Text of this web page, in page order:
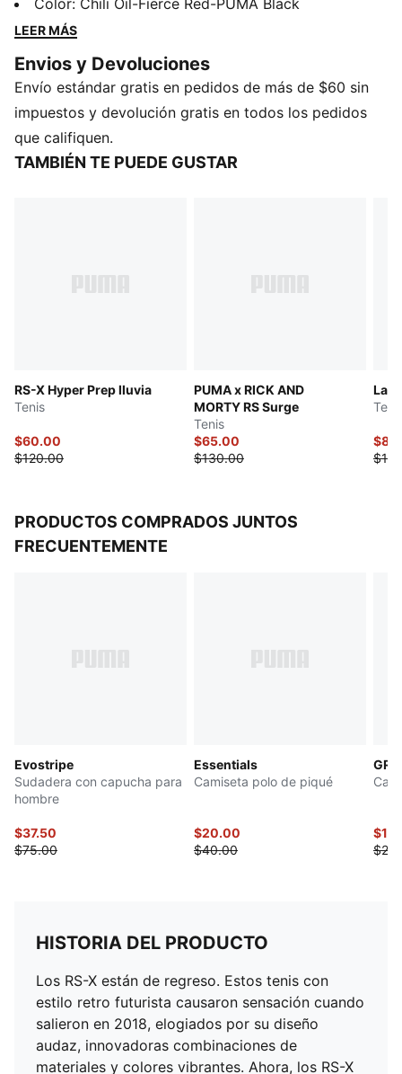
elogiados por su diseño audaz, innovadoras
combinaciones de materiales y colores vibrantes.
consumidores que disfrutan expresar su
individualidad.
DETALLES
Ancho: regular
Tipo de puntera: redondeada
Color: Chili Oil-Fierce Red-PUMA Black
LEER MÁS
Envios y Devoluciones
Envío estándar gratis en pedidos de más de $60 sin
impuestos y devolución gratis en todos los pedidos
que califiquen.
TAMBIÉN TE PUEDE GUSTAR
RS-X Hyper Prep lluvia
Tenis
$60.00
$120.00
PUMA x RICK AND
MORTY RS Surge
Tenis
$65.00
$130.00
PRODUCTOS COMPRADOS JUNTOS
FRECUENTEMENTE
Evostripe
Sudadera con capucha para
hombre
$37.50
$75.00
Essentials
Camiseta polo de piqué
$20.00
$40.00
HISTORIA DEL PRODUCTO
Los RS-X están de regreso. Estos tenis con
estilo retro futurista causaron sensación cuando
salieron en 2018, elogiados por su diseño
audaz, innovadoras combinaciones de
materiales y colores vibrantes. Ahora, los RS-X